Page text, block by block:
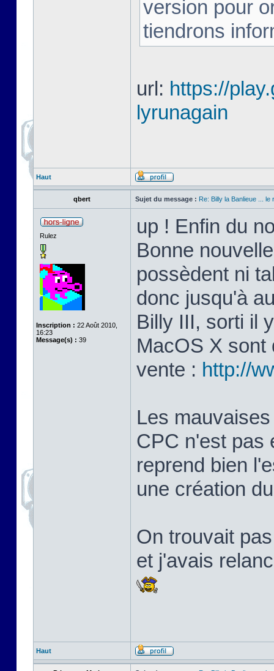
version pour
tiendrons
url: https://
lyrunagain
Haut
qbert Sujet du message : Re: Billy la Banlieue ... le
Rulez
Inscription : 22 Août 2010,
16:23
Message(s) : 39
up ! Enfin du
Bonne
possèdent ni
donc jusqu'à
Billy III, sorti il
MacOS X sont
vente : http://
Les
CPC n'est pas
reprend bien
une création
On trouvait
et j'avais
Haut